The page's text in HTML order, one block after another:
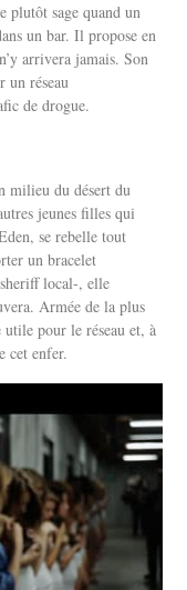
plutôt sage quand un
un bar. Il propose en
arrivera jamais. Son
un réseau
de drogue.
milieu du désert du
jeunes filles qui
se rebelle tout
un bracelet
local-, elle
Armée de la plus
utile pour le réseau et, à
cet enfer.